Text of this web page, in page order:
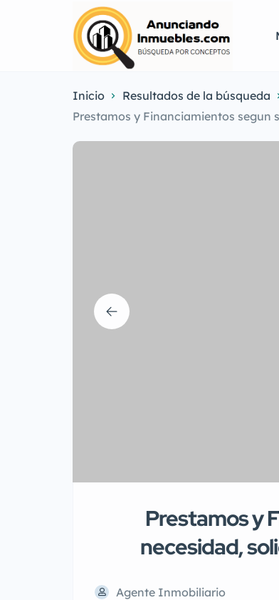
Inicio Resultados de la búsqueda
Prestamos y Financiamientos segun
Prestamos y
necesidad,
Agente Inmobiliario